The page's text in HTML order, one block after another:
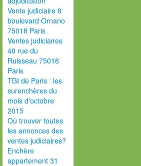
Vente judiciaire 8
boulevard Ornano
75018 Paris
Ventes judiciaires
40 rue du
Ruisseau 75018
Paris
TGI de Paris : les
surenchères du
mois d'octobre
2015
Où trouver toutes
les annonces des
ventes judiciaires?
Enchère
appartement 31